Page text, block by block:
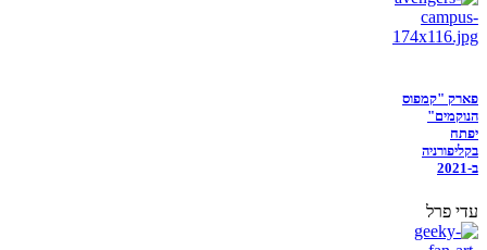
פארק "קמפוס
הנוקמים"
יפתח
בקליפורניה
ב-2021
עדי פרל